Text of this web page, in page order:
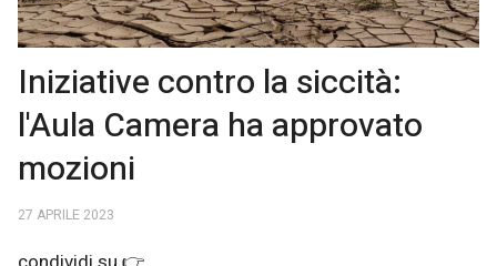
Iniziative contro la siccità:
l'Aula Camera ha approvato
mozioni
27 APRILE 2023